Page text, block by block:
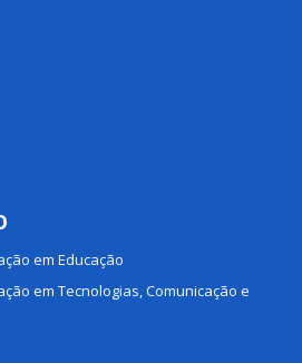
em Educação
em Tecnologias, Comunicação e